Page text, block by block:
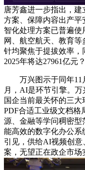
唐芳鑫进一步指出，
方案、保障内容出产
智化处理方案已普遍
网、航空航天、教育
针均聚焦于提拔效率，
2025年将达27961亿元？
万兴图示于同年11
月，AI是环节引擎。
国企当前最关怀的三
PDF合适工业级文档格
源、金融等学问稠密
能高效的数字化办公
引见，供给AI视频创
案，无望正在政企市场